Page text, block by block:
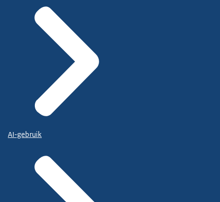
AI-gebruik